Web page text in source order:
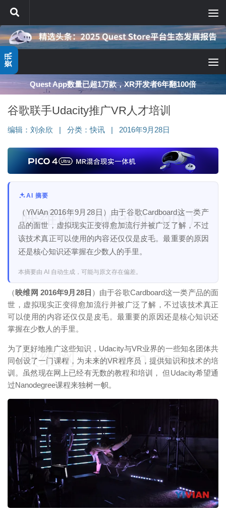
跳至内容
Quest App数量已超1万款，XR开发者6年翻100倍
谷歌联手Udacity推广VR人才培训
编辑： 刘余欣 分类：快讯 2016年9月28日
AI 摘要
（YiViAn 2016年9月28日）由于谷歌Cardboard这一类产
品的面世，虚拟现实正变得愈加流行并被广泛了解，不过
该技术真正可以使用的内容还仅仅是皮毛。最重要的原因
还是核心知识还掌握在少数人的手里。
本摘要由 AI 自动生成，可能与原文存在偏差。
（映维网 2016年9月28日 ）由于谷歌Cardboard这一类产品的面
世，虚拟现实正变得愈加流行并被广泛了解，不过该技术真正
可以使用的内容还仅仅是皮毛。最重要的原因还是核心知识还
掌握在少数人的手里。
为了更好地推广这些知识，Udacity与VR业界的一些知名团体共
同创设了一门课程，为未来的VR程序员，提供知识和技术的培
训。虽然现在网上已经有无数的教程和培训， 但Udacity希望通
过Nanodegree课程来独树一帜。
映维网（nweon.com）
映维网（nweon.com）
映维网（nweon.com）
资讯